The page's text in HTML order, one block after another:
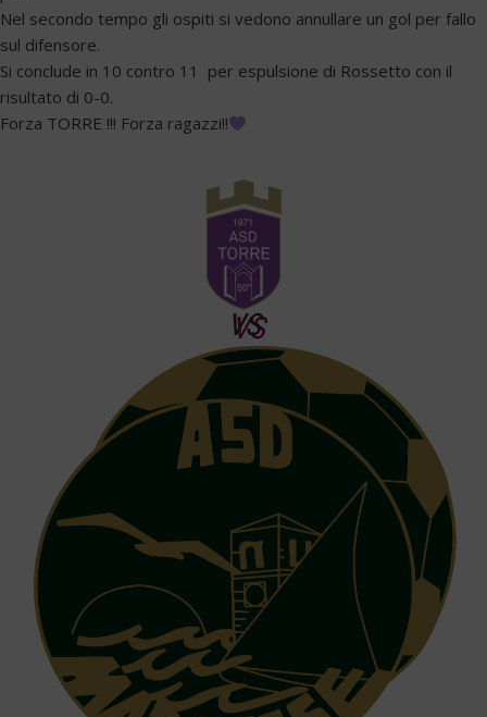
Nel secondo tempo gli ospiti si vedono annullare un gol per fallo
sul difensore.
Si conclude in 10 contro 11 per espulsione di Rossetto con il
risultato di 0-0.
Forza TORRE !!! Forza ragazzi!!
VS